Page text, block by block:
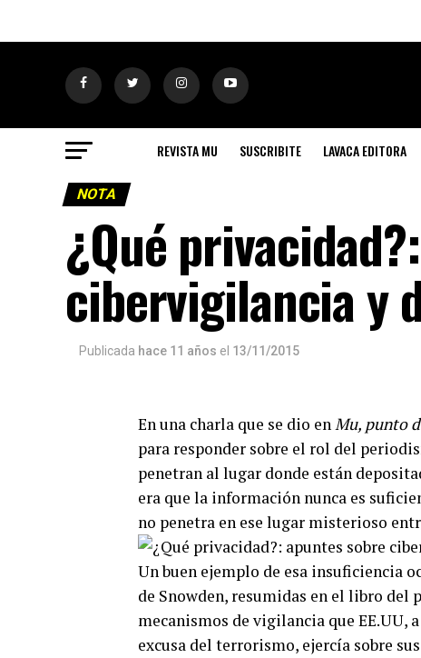
REVISTA MU SUSCRIBITE LAVACA EDITORA
NOTA
¿Qué
cibervigilancia y
Publicada hace 11 años el 13/11/2015
En una charla que se dio enMu, punto
para responder sobre el rol del
penetran al lugar donde están
era que la información nunca es
no penetra en ese lugar misterioso
Un buen ejemplo de esa insuficiencia
de Snowden, resumidas en el libro
mecanismos de vigilancia que EE.UU,
excusa del terrorismo, ejercía sobre